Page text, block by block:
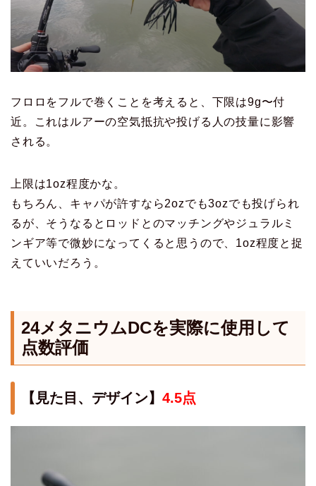
フロロをフルで巻くことを考えると、下限は9g〜付
近。これはルアーの空気抵抗や投げる人の技量に影響
される。
上限は1oz程度かな。
もちろん、キャパが許すなら2ozでも3ozでも投げられ
るが、そうなるとロッドとのマッチングやジュラルミ
ンギア等で微妙になってくると思うので、1oz程度と捉
えていいだろう。
24メタニウムDCを実際に使用して
点数評価
【見た目、デザイン】 4.5点